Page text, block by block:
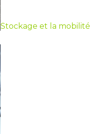
Stockage et la mobilité